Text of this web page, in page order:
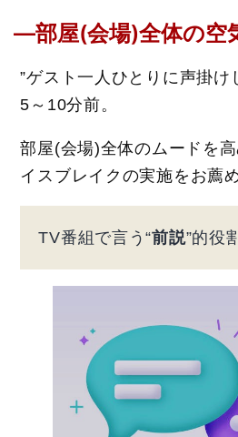
―部屋(会場)全体の空
”ゲスト一人ひとりに声掛け
5～10分前。
部屋(会場)全体のムードを
イスブレイクの実施をお薦
TV番組で言う“前説”的役